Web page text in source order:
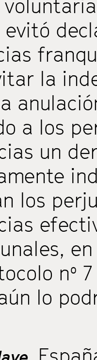
evitó
la
a los
un
los
nº
lo